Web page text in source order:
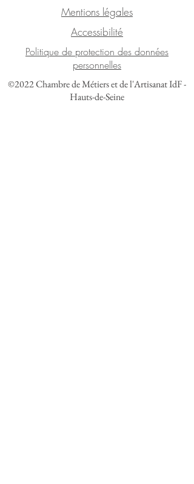
Mentions légales
Accessibilité
Politique de protection des données
personnelles
©2022 Chambre de Métiers et de l'Artisanat IdF -
Hauts-de-Seine